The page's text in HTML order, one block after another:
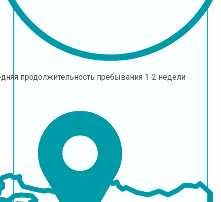
продолжительность пребывания 1-2 недели